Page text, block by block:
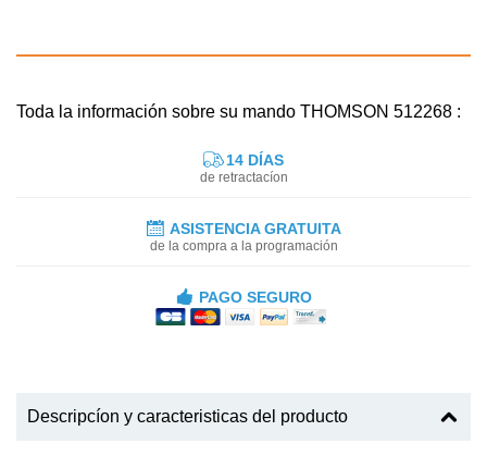
Toda la información sobre su mando THOMSON 512268 :
14 DÍAS
de retractacíon
ASISTENCIA GRATUITA
de la compra a la programación
PAGO SEGURO
Descripcíon y caracteristicas del producto